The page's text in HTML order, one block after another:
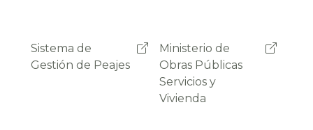
Ministerio de
Obras Públicas
Administradora
Boliviana de
Carreteras